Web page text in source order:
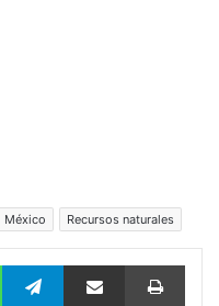
México Recursos naturales
WhatsAppTelegramvía email